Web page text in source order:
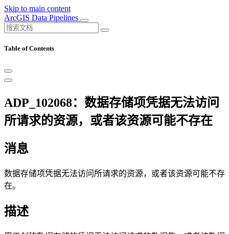
Skip to main content
ArcGIS Data Pipelines
Table of Contents
ADP_102068：数据存储项凭据无法访问
所请求的资源，或者该资源可能不存在
消息
数据存储项凭据无法访问所请求的资源，或者该资源可能不存
在。
描述